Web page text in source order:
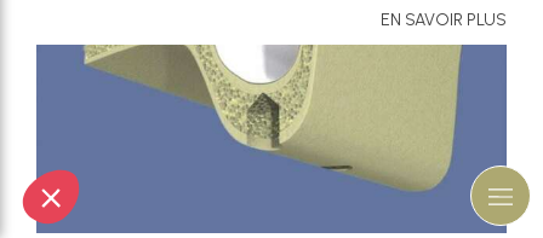
EN SAVOIR PLUS